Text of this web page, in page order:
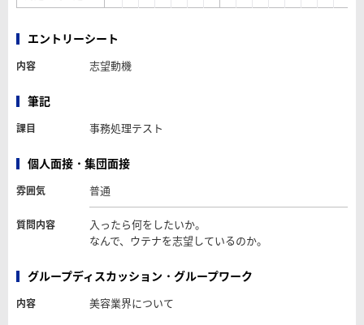
エントリーシート
内容 志望動機
筆記
課目 事務処理テスト
個人面接・集団面接
雰囲気 普通
質問内容
入ったら何をしたいか。
なんで、ウテナを志望しているのか。
グループディスカッション・グループワーク
内容 美容業界について